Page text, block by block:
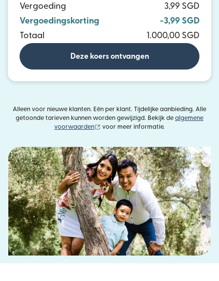
Vergoeding
3,99 SGD
Vergoedingskorting
-3,99 SGD
Totaal
1.000,00 SGD
Deze koers ontvangen
Alleen voor nieuwe klanten. Eén per klant. Tijdelijke aanbieding. Alle
getoonde tarieven kunnen worden gewijzigd. Bekijk de algemene
voorwaarden
(wordt geopend in een nieuw venster)
voor meer informatie.